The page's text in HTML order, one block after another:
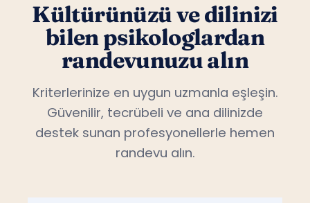
Kültürünüzü ve dilinizi
bilen psikologlardan
randevunuzu alın
Kriterlerinize en uygun uzmanla eşleşin.
Güvenilir, tecrübeli ve ana dilinizde
destek sunan profesyonellerle hemen
randevu alın.